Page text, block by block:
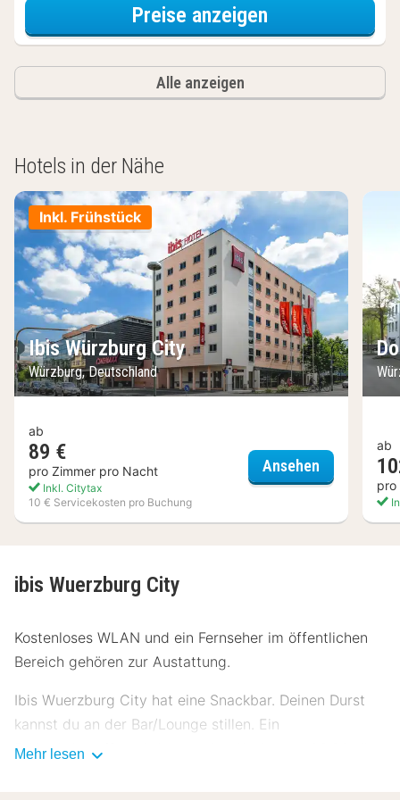
Preise anzeigen
Alle anzeigen
Hotels in der Nähe
Inkl. Frühstück
Ibis Würzburg City
Würzburg, Deutschland
ab
89 €
pro Zimmer pro Nacht
Inkl. Citytax
10 € Servicekosten pro Buchung
Ansehen Ibis
ab
pro
ibis Wuerzburg City
Kostenloses WLAN und ein Fernseher im öffentlichen
Bereich gehören zur Austattung.
Ibis Wuerzburg City hat eine Snackbar. Deinen Durst
kannst du an der Bar/Lounge stillen. Ein
Frühstücksbuffet wird unter der Woche von 06:30 Uhr
Mehr lesen